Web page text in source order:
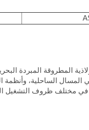
المطروقة المبردة
إلى 80 درجة مئوية، في مختلف